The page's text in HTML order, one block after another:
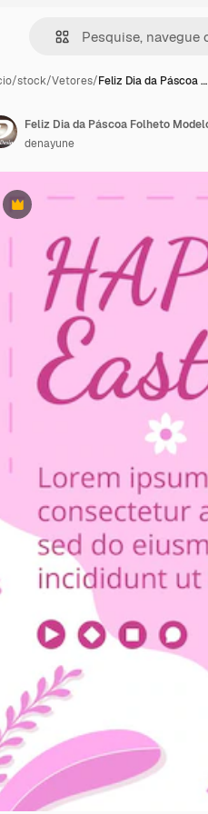
/stock/Vetores/Feliz Dia da Páscoa …
Premium
denayune